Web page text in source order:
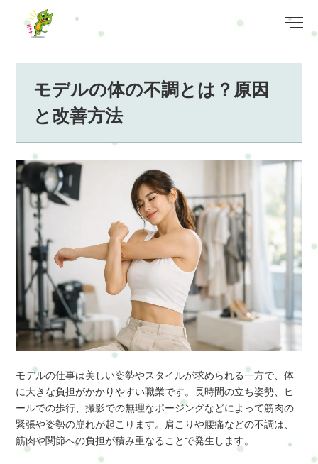
モデルの体の不調とは？原因
と改善方法
モデルの仕事は美しい姿勢やスタイルが求められる一方で、体
に大きな負担がかかりやすい職業です。長時間の立ち姿勢、ヒ
ールでの歩行、撮影での無理なポージングなどによって筋肉の
緊張や姿勢の崩れが起こります。肩こりや腰痛などの不調は、
筋肉や関節への負担が積み重なることで発生します。